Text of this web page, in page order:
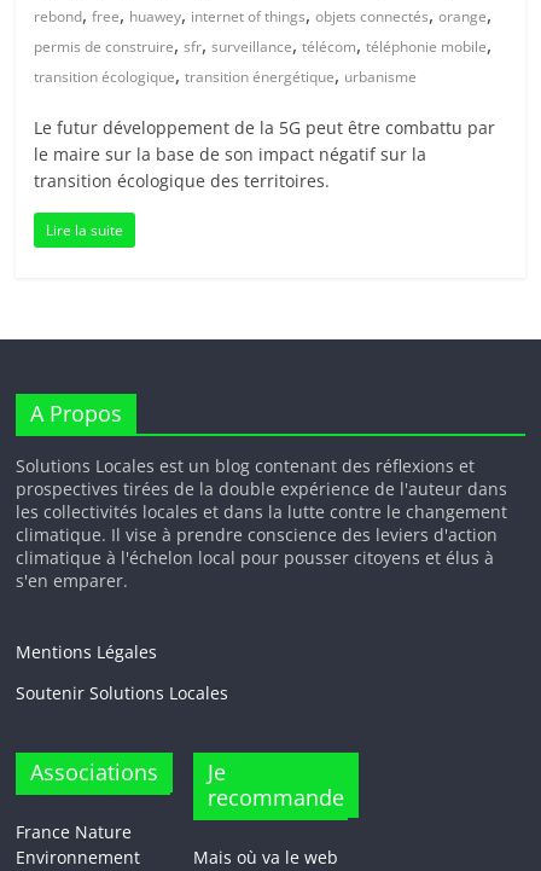
rebond,free, huawey, internet of things,objets connectés,orange,
permis de construire,sfr,surveillance,télécom,téléphonie mobile,
transition écologique,transition énergétique, urbanisme
Le futur développement de la 5G peut être combattu par
le maire sur la base de son impact négatif sur la
transition écologique des territoires.
Lire la suite
A Propos
Solutions Locales est un blog contenant des réflexions et
prospectives tirées de la double expérience de l'auteur dans
les collectivités locales et dans la lutte contre le changement
climatique. Il vise à prendre conscience des leviers d'action
climatique à l'échelon local pour pousser citoyens et élus à
s'en emparer.
Mentions Légales
Soutenir Solutions Locales
Associations
France Nature
Environnement
Je
recommande
Mais où va le web